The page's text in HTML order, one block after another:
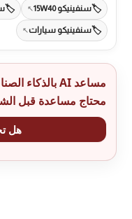
سنفينيكو 15W40
سنفينيكو سيارات
مساعد AI بالذكاء الصناعي
محتاج مساعدة قبل
هل